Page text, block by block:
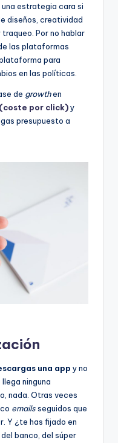
una estrategia cara si
diseños, creatividad
Por no hablar
las plataformas
para
en las políticas.
de growthen
por click)y
presupuesto a
una app y no
ninguna
nada. Otras veces
emailsseguidos que
Y ¿te has fijado en
banco, del súper